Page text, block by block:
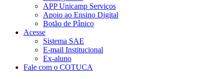
APP Unicamp Serviços
Apoio ao Ensino Digital
Botão de Pânico
Acesse
Sistema SAE
E-mail Institucional
Ex-aluno
Fale com o COTUCA